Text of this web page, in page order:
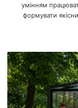
умінням
формувати